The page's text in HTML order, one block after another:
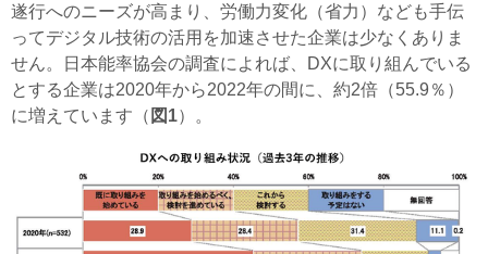
遂行へのニーズが高まり、労働力変化（省力）なども手伝
ってデジタル技術の活用を加速させた企業は少なくありま
せん。日本能率協会の調査によれば、DXに取り組んでいる
とする企業は2020年から2022年の間に、約2倍（55.9％）
に増えています（ 図1）。